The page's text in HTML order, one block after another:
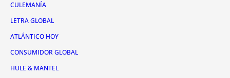
CULEMANÍA
LETRA GLOBAL
ATLÁNTICO HOY
CONSUMIDOR GLOBAL
HULE & MANTEL